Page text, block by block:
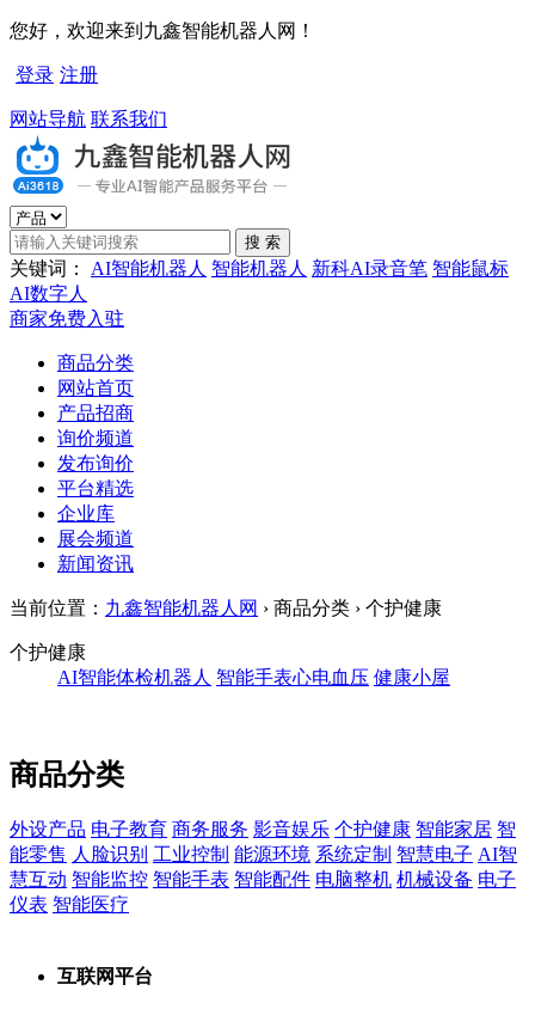
您好，欢迎来到九鑫智能机器人网！
登录 注册
网站导航 联系我们
关键词： AI智能机器人 智能机器人 新科AI录音笔 智能鼠标
AI数字人
商家免费入驻
商品分类
网站首页
产品招商
询价频道
发布询价
平台精选
企业库
展会频道
新闻资讯
当前位置： 九鑫智能机器人网 › 商品分类 › 个护健康
个护健康
AI智能体检机器人 智能手表心电血压 健康小屋
商品分类
外设产品 电子教育 商务服务 影音娱乐 个护健康 智能家居 智
能零售 人脸识别 工业控制 能源环境 系统定制 智慧电子 AI智
慧互动 智能监控 智能手表 智能配件 电脑整机 机械设备 电子
仪表 智能医疗
互联网平台